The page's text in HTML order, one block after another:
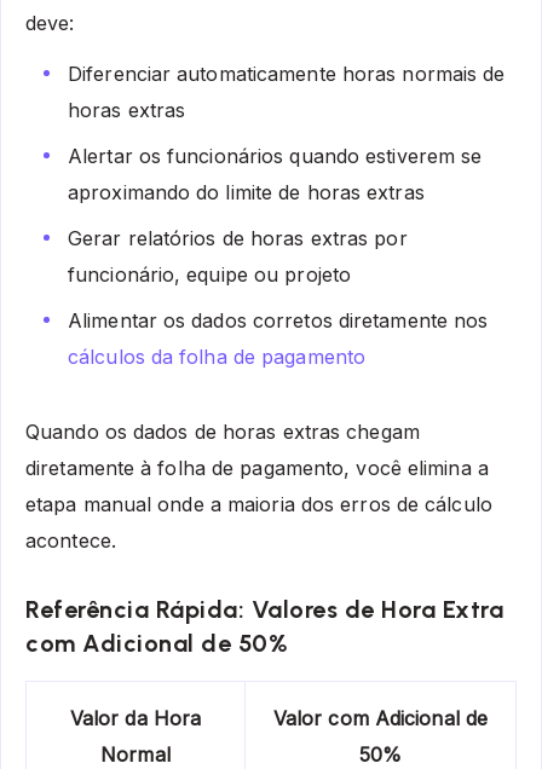
deve:
Diferenciar automaticamente horas normais de
horas extras
Alertar os funcionários quando estiverem se
aproximando do limite de horas extras
Gerar relatórios de horas extras por
funcionário, equipe ou projeto
Alimentar os dados corretos diretamente nos
cálculos da folha de pagamento
Quando os dados de horas extras chegam
diretamente à folha de pagamento, você elimina a
etapa manual onde a maioria dos erros de cálculo
acontece.
Referência Rápida: Valores de Hora Extra
com Adicional de 50%
Valor da Hora
Normal
Valor com Adicional de
50%